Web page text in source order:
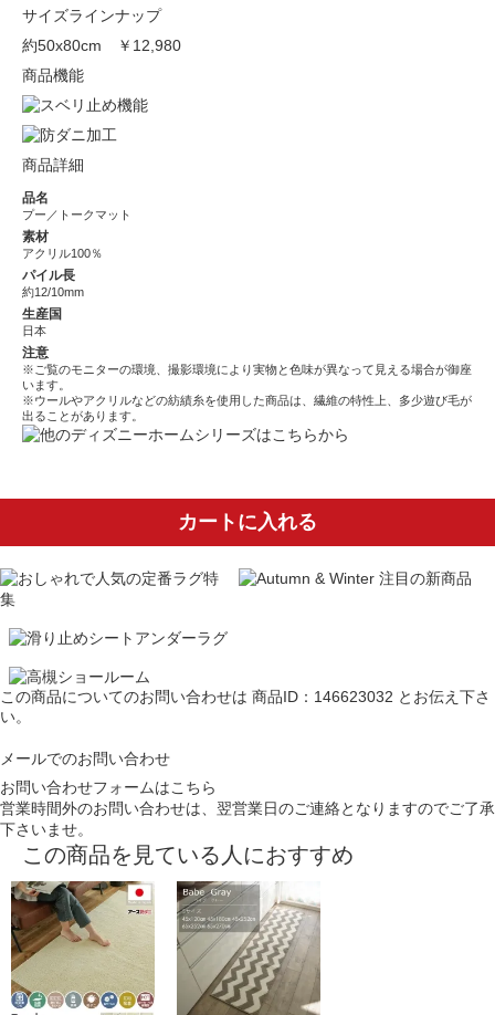
サイズラインナップ
約50x80cm
￥12,980
商品機能
商品詳細
品名
プー／トークマット
素材
アクリル100％
パイル長
約12/10mm
生産国
日本
注意
※ご覧のモニターの環境、撮影環境により実物と色味が異なって見える場合が御座
います。
※ウールやアクリルなどの紡績糸を使用した商品は、繊維の特性上、多少遊び毛が
出ることがあります。
カートに入れる
この商品についてのお問い合わせは 商品ID：146623032 とお伝え下さ
い。
メールでのお問い合わせ
お問い合わせフォームはこちら
営業時間外のお問い合わせは、翌営業日のご連絡となりますのでご了承
下さいませ。
この商品を見ている人におすすめ